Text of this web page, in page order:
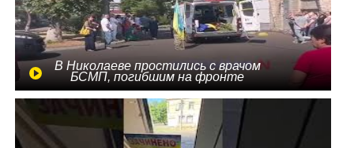
В Николаеве простились с врачом
БСМП, погибшим на фронте